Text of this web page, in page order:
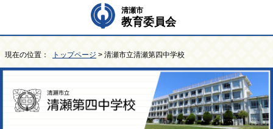
清瀬市
教育委員会
現在の位置： トップページ > 清瀬市立清瀬第四中学校